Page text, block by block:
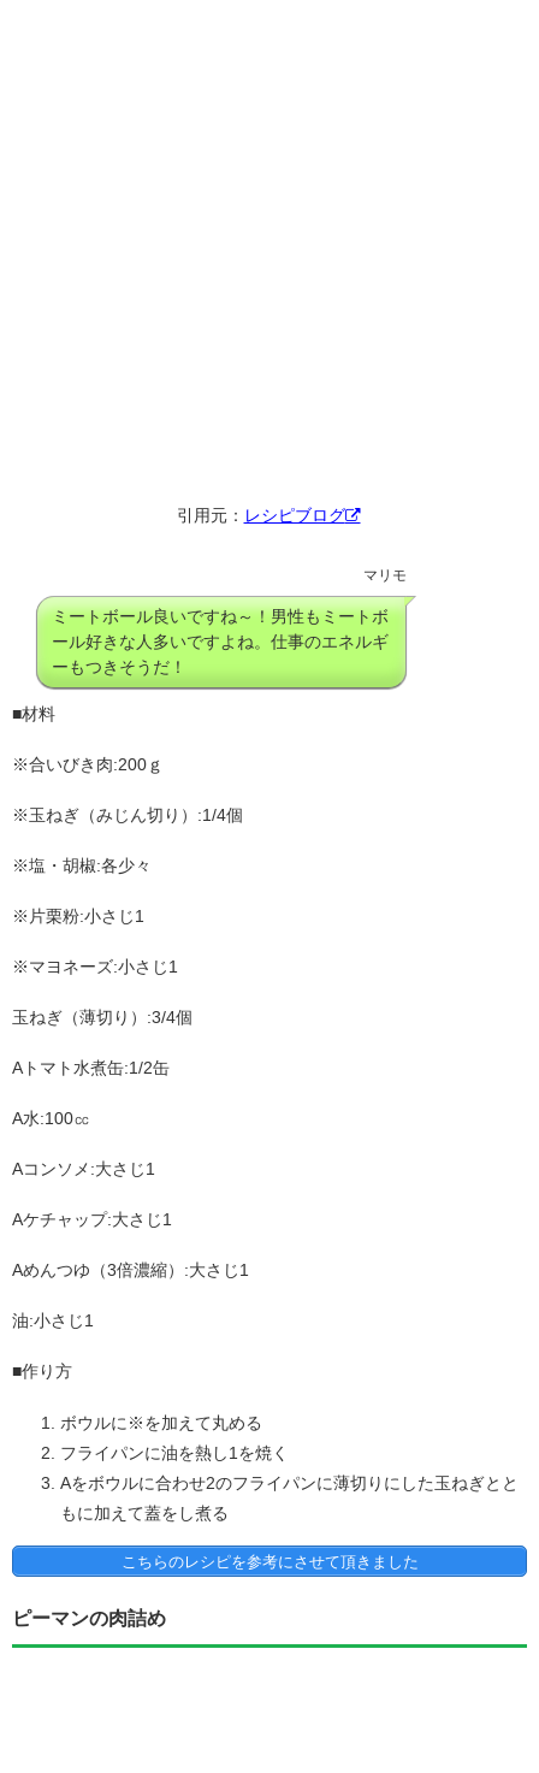
引用元： レシピブログ
マリモ
ミートボール良いですね～！男性もミートボ
ール好きな人多いですよね。仕事のエネルギ
ーもつきそうだ！
■材料
※合いびき肉:200ｇ
※玉ねぎ（みじん切り）:1/4個
※塩・胡椒:各少々
※片栗粉:小さじ1
※マヨネーズ:小さじ1
玉ねぎ（薄切り）:3/4個
Aトマト水煮缶:1/2缶
A水:100㏄
Aコンソメ:大さじ1
Aケチャップ:大さじ1
Aめんつゆ（3倍濃縮）:大さじ1
油:小さじ1
■作り方
ボウルに※を加えて丸める
フライパンに油を熱し1を焼く
Aをボウルに合わせ2のフライパンに薄切りにした玉ねぎとと
もに加えて蓋をし煮る
こちらのレシピを参考にさせて頂きました
ピーマンの肉詰め